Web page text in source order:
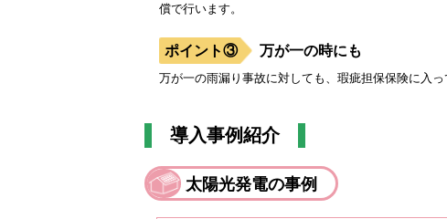
償で行います。
万が一の時にも
万が一の雨漏り事故に対しても、瑕疵担保保険に入っ
導入事例紹介
太陽光発電の事例